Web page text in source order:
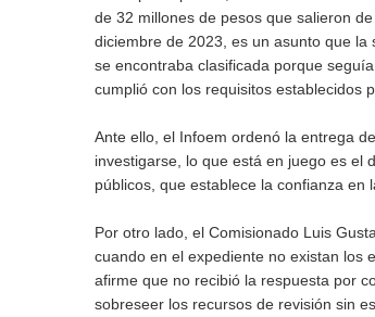
de 32 millones de pesos que salieron
diciembre de 2023, es un asunto que
se encontraba clasificada porque
cumplió con los requisitos establecidos
Ante ello, el Infoem ordenó la entrega
investigarse, lo que está en juego es el
públicos, que establece la confianza en
Por otro lado, el Comisionado Luis
cuando en el expediente no existan los
afirme que no recibió la respuesta por
sobreseer los recursos de revisión sin